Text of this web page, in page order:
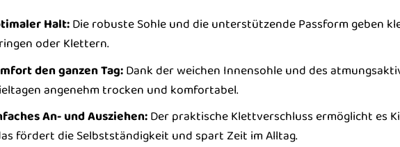
Halt:Die robuste Sohle und die unterstützende Passform geben
oder Klettern.
den ganzen Tag:Dank der weichen Innensohle und des
angenehm trocken und komfortabel.
An- und Ausziehen:Der praktische Klettverschluss ermöglicht es
fördert die Selbstständigkeit und spart Zeit im Alltag.